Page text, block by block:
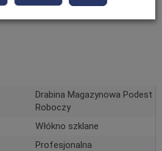
Drabina Magazynowa Podest
Roboczy
Włókno szklane
Profesjonalna